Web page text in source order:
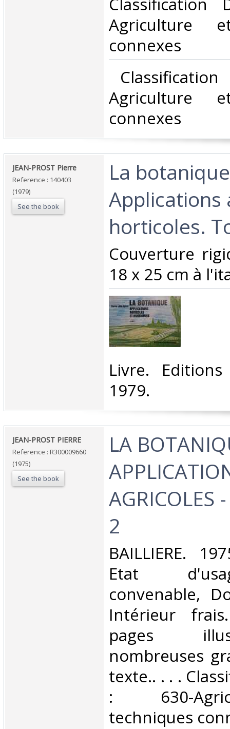
Agriculture
connexes‎
Agriculture
connexes‎
‎JEAN-PROST Pierre ‎
Reference : 140403
(1979)
See the book
‎La
Applications
horticoles.
‎Couverture
18 x 25 cm à
‎Livre.
1979.‎
‎JEAN-PROST PIERRE‎
Reference : R300009660
(1975)
See the book
‎LA
AGRICOLES
2‎
‎BAILLIERE.
Etat
convenable,
Intérieur
pages
nombreuses
texte.. . . .
: 630-
techniques